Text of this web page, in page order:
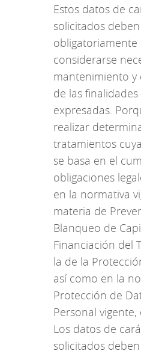
Estos datos de
solicitados
obligatoriamente
considerarse
mantenimiento
de las
expresadas.
realizar
tratamientos
se basa en el
obligaciones
en la normativa
materia de
Blanqueo de
Financiación del
la de la
así como en la
Protección de
Personal
Los datos de
solicitados